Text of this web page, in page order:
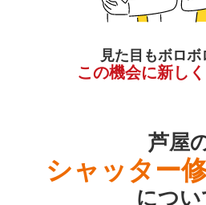
見た目もボロ
この機会に新し
芦屋
シャッター
につい